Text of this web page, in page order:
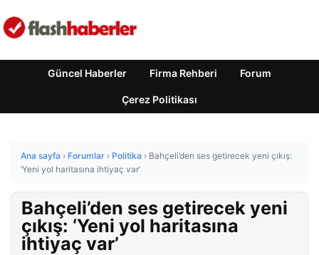
Güncel Haberler Firma Rehberi Forum
Çerez Politikası
Ana sayfa › Forumlar › Politika › Bahçeli’den ses getirecek yeni çıkış:
‘Yeni yol haritasına ihtiyaç var’
Bahçeli’den ses getirecek yeni
çıkış: ‘Yeni yol haritasına
ihtiyaç var’